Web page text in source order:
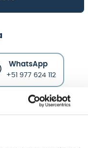
WhatsApp
+51 977 624 112